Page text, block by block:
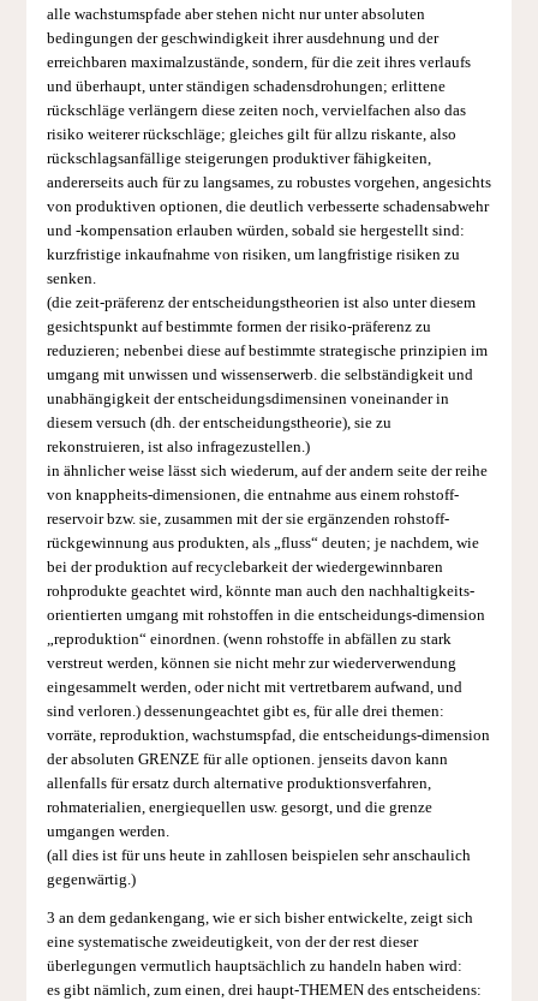
alle wachstumspfade aber stehen nicht nur unter absoluten
bedingungen der geschwindigkeit ihrer ausdehnung und der
erreichbaren maximalzustände, sondern, für die zeit ihres verlaufs
und überhaupt, unter ständigen schadensdrohungen; erlittene
rückschläge verlängern diese zeiten noch, vervielfachen also das
risiko weiterer rückschläge; gleiches gilt für allzu riskante, also
rückschlagsanfällige steigerungen produktiver fähigkeiten,
andererseits auch für zu langsames, zu robustes vorgehen, angesichts
von produktiven optionen, die deutlich verbesserte schadensabwehr
und -kompensation erlauben würden, sobald sie hergestellt sind:
kurzfristige inkaufnahme von risiken, um langfristige risiken zu
senken.
(die zeit-präferenz der entscheidungstheorien ist also unter diesem
gesichtspunkt auf bestimmte formen der risiko-präferenz zu
reduzieren; nebenbei diese auf bestimmte strategische prinzipien im
umgang mit unwissen und wissenserwerb. die selbständigkeit und
unabhängigkeit der entscheidungsdimensinen voneinander in
diesem versuch (dh. der entscheidungstheorie), sie zu
rekonstruieren, ist also infragezustellen.)
in ähnlicher weise lässt sich wiederum, auf der andern seite der reihe
von knappheits-dimensionen, die entnahme aus einem rohstoff-
reservoir bzw. sie, zusammen mit der sie ergänzenden rohstoff-
rückgewinnung aus produkten, als „fluss“ deuten; je nachdem, wie
bei der produktion auf recyclebarkeit der wiedergewinnbaren
rohprodukte geachtet wird, könnte man auch den nachhaltigkeits-
orientierten umgang mit rohstoffen in die entscheidungs-dimension
„reproduktion“ einordnen. (wenn rohstoffe in abfällen zu stark
verstreut werden, können sie nicht mehr zur wiederverwendung
eingesammelt werden, oder nicht mit vertretbarem aufwand, und
sind verloren.) dessenungeachtet gibt es, für alle drei themen:
vorräte, reproduktion, wachstumspfad, die entscheidungs-dimension
der absoluten GRENZE für alle optionen. jenseits davon kann
allenfalls für ersatz durch alternative produktionsverfahren,
rohmaterialien, energiequellen usw. gesorgt, und die grenze
umgangen werden.
(all dies ist für uns heute in zahllosen beispielen sehr anschaulich
gegenwärtig.)
3 an dem gedankengang, wie er sich bisher entwickelte, zeigt sich
eine systematische zweideutigkeit, von der der rest dieser
überlegungen vermutlich hauptsächlich zu handeln haben wird:
es gibt nämlich, zum einen, drei haupt-THEMEN des entscheidens: